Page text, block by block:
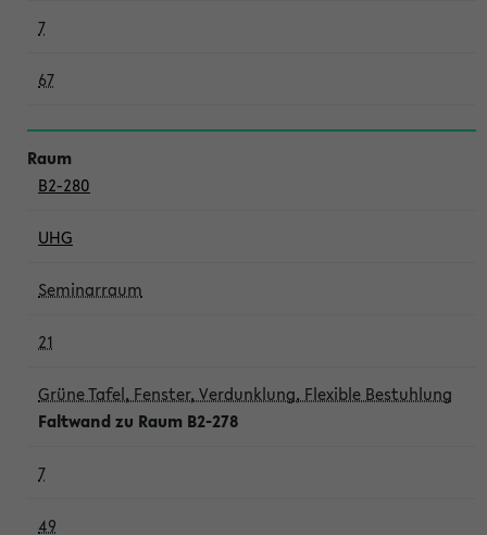
7
67
B2-280
UHG
Seminarraum
21
Grüne Tafel, Fenster, Verdunklung, Flexible Bestuhlung
Faltwand zu Raum B2-278
7
49